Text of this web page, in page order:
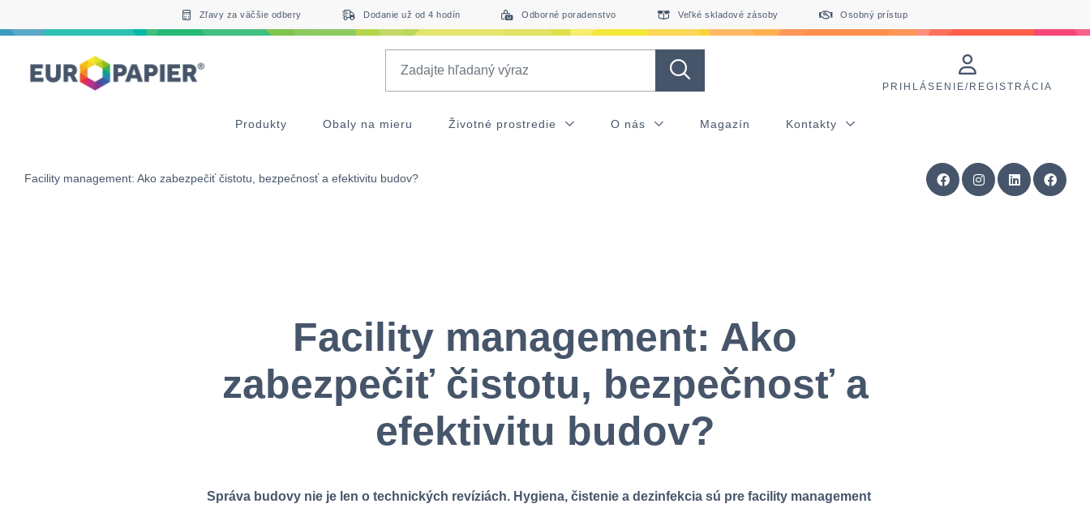
Facility management: Ako zabezpečiť čistotu, bezpečnosť a efektivitu budov?
Zľavy za väčšie odbery Dodanie už od 4 hodín Odborné poradenstvo Veľké skladové zásoby Osobný prístup
PRIHLÁSENIE/REGISTRÁCIA
Produkty Obaly na mieru Životné prostredie O nás Magazín Kontakty
Facility management: Ako zabezpečiť čistotu, bezpečnosť a efektivitu budov?
Facility management: Ako
zabezpečiť čistotu, bezpečnosť a
efektivitu budov?
Správa budovy nie je len o technických revíziách. Hygiena, čistenie a dezinfekcia sú pre facility management